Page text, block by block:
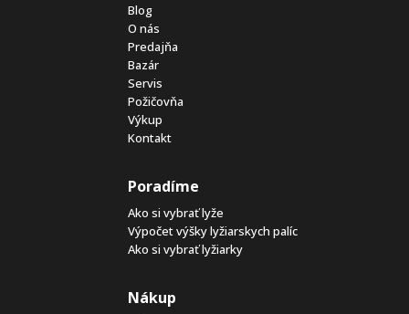
Blog
O nás
Predajňa
Bazár
Servis
Požičovňa
Výkup
Kontakt
Poradíme
Ako si vybrať lyže
Výpočet výšky lyžiarskych palíc
Ako si vybrať lyžiarky
Nákup